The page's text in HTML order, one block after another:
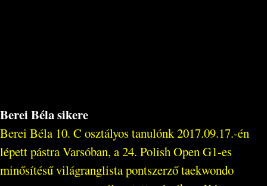
Berei Béla sikere
Berei Béla 10. C osztályos tanulónk 2017.09.17.-én
lépett pástra Varsóban, a 24. Polish Open G1-es
minősítésű világranglista pontszerző taekwondo